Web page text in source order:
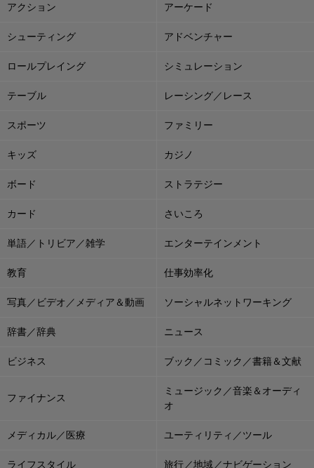
アクション アーケード
シューティング アドベンチャー
ロールプレイング シミュレーション
テーブル レーシング／レース
スポーツ ファミリー
キッズ カジノ
ボード ストラテジー
カード さいころ
単語／トリビア／雑学 エンターテインメント
教育 仕事効率化
写真／ビデオ／メディア＆動画 ソーシャルネットワーキング
辞書／辞典 ニュース
ビジネス ブック／コミック／書籍＆文献
ファイナンス
ミュージック／音楽＆オーディ
オ
メディカル／医療 ユーティリティ／ツール
ライフスタイル 旅行／地域／ナビゲーション